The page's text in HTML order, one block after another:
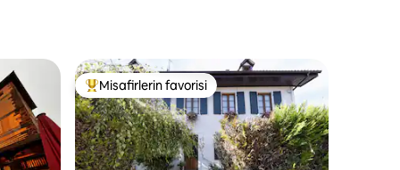
Misafirlerin favorilerinden en beğenilenler arasında
Misafirlerin favorisi